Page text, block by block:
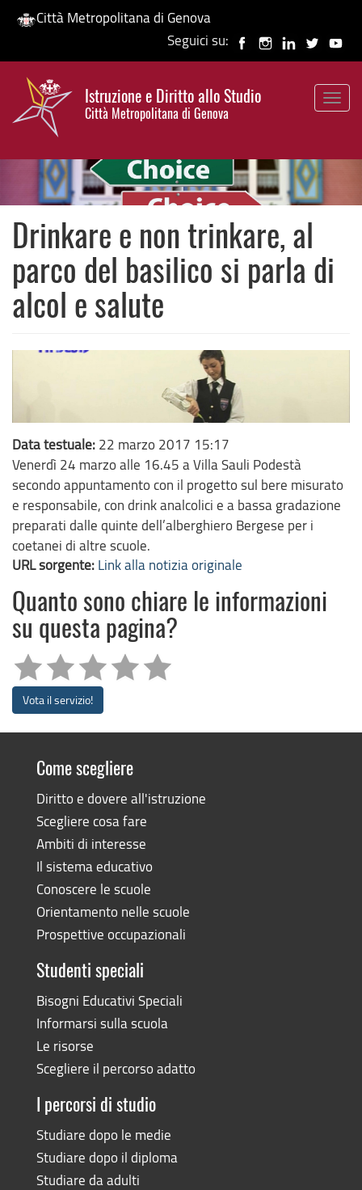
Salta
contenuto
principale
Città Metropolitana di Genova
Seguici su:
Istruzione e Diritto allo Studio
Città Metropolitana di Genova
HP banner
Drinkare e non trinkare, al
parco del basilico si parla di
alcol e salute
Data testuale: 22 marzo 2017 15:17
Venerdì 24 marzo alle 16.45 a Villa Sauli Podestà
secondo appuntamento con il progetto sul bere misurato
e responsabile, con drink analcolici e a bassa gradazione
preparati dalle quinte dell’alberghiero Bergese per i
coetanei di altre scuole.
URL sorgente: Link alla notizia originale
Quanto sono chiare le informazioni
su questa pagina?
Vota il servizio!
Come scegliere
Diritto e dovere all'istruzione
Scegliere cosa fare
Ambiti di interesse
Il sistema educativo
Conoscere le scuole
Orientamento nelle scuole
Prospettive occupazionali
Studenti speciali
Bisogni Educativi Speciali
Informarsi sulla scuola
Le risorse
Scegliere il percorso adatto
I percorsi di studio
Studiare dopo le medie
Studiare dopo il diploma
Studiare da adulti